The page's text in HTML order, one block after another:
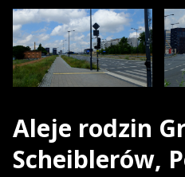
Aleje rodzin
Scheiblerów,